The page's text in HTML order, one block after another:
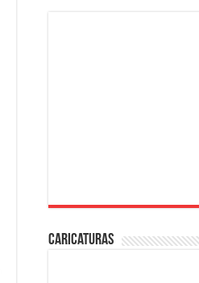
Caricaturas